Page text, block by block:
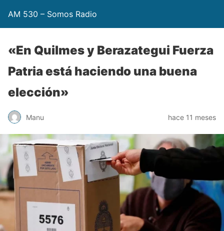
AM 530 – Somos Radio
«En Quilmes y Berazategui Fuerza
Patria está haciendo una buena
elección»
Manu hace 11 meses